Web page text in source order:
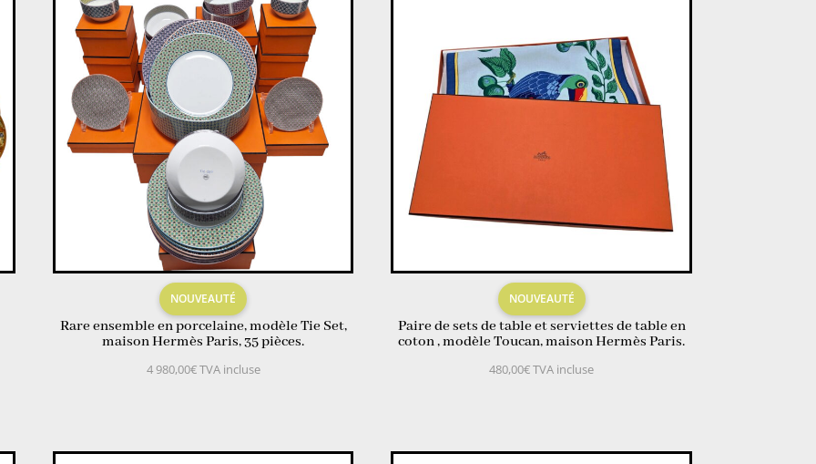
NOUVEAUTÉ
Rare ensemble en porcelaine, modèle Tie Set,
maison Hermès Paris, 35 pièces.
4 980,00€TVA incluse
NOUVEAUTÉ
Paire de sets de table et serviettes de table en
coton , modèle Toucan, maison Hermès Paris.
480,00€TVA incluse